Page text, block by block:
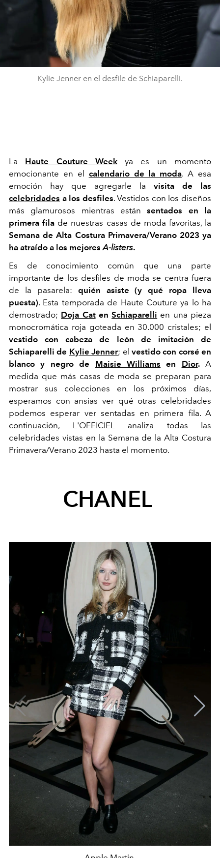
Kylie Jenner en el desfile de Schiaparelli.
La Haute Couture Weekya es un momento
emocionante en el calendario de la moda. A esa
emoción hay que agregarle la visita de las
celebridades a los desfiles. Vestidos con los diseños
más glamurosos mientras estánsentados en la
primera fila de nuestras casas de moda favoritas, la
Semana de Alta Costura Primavera/Verano 2023 ya
ha atraído a los mejoresA-listers.
Es de conocimiento común que una parte
importante de los desfiles de moda se centra fuera
de la pasarela: quién asiste (y qué ropa lleva
puesta). Esta temporada de Haute Couture ya lo ha
demostrado; Doja CatenSchiaparelli en una pieza
monocromática roja goteada en 30.000 cristales; el
vestido con cabeza de león de imitación de
Schiaparelli de Kylie Jenner; el vestido con corsé en
blanco y negro de Maisie Williams en Dior.A
medida que más casas de moda se preparan para
mostrar sus colecciones en los próximos días,
esperamos con ansias ver qué otras celebridades
podemos esperar ver sentadas en primera fila. A
continuación, L'OFFICIEL analiza todas las
celebridades vistas en la Semana de la Alta Costura
Primavera/Verano 2023 hasta el momento.
CHANEL